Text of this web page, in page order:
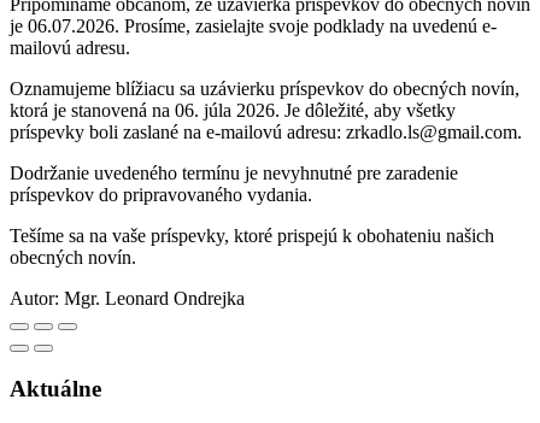
je 06.07.2026. Prosíme, zasielajte svoje podklady na uvedenú e-
mailovú adresu.
Oznamujeme blížiacu sa uzávierku príspevkov do obecných novín,
ktorá je stanovená na 06. júla 2026. Je dôležité, aby všetky
príspevky boli zaslané na e-mailovú adresu: zrkadlo.ls@gmail.com.
Dodržanie uvedeného termínu je nevyhnutné pre zaradenie
príspevkov do pripravovaného vydania.
Tešíme sa na vaše príspevky, ktoré prispejú k obohateniu našich
obecných novín.
Autor: Mgr. Leonard Ondrejka
Aktuálne